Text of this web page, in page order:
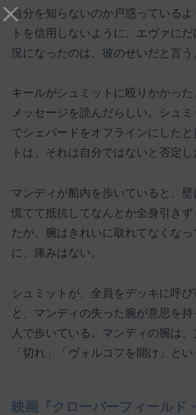
自分を知らないのか戸惑っている
トを信用しないように、エヴァに
況になったのは、彼のせいだと言う
キールがシュミットに殴りかかっ
メッセージを読んだらしい。シュ
でシェパードをオフラインにした
トは、それは自分ではないと否定し
マンディが船内を歩いていると、壁
慌てて抵抗してなんとか全身引き
たが、腕はきれいに取れてなくな
に、痛みはない。
シュミットが、全員をデッキに呼
と、マンディの失った腕が意思を
人で歩いている。マンディの腕は、
「切れ」「ヴォルコフを開け」とい
映画『クローバーフィールド